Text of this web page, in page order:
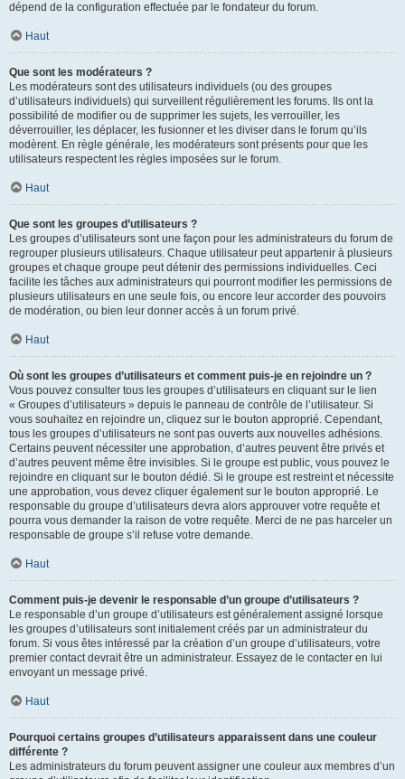
dépend de la configuration effectuée par le fondateur du forum.
Haut
Que sont les modérateurs ?
Les modérateurs sont des utilisateurs individuels (ou des groupes
d’utilisateurs individuels) qui surveillent régulièrement les forums. Ils ont la
possibilité de modifier ou de supprimer les sujets, les verrouiller, les
déverrouiller, les déplacer, les fusionner et les diviser dans le forum qu’ils
modèrent. En règle générale, les modérateurs sont présents pour que les
utilisateurs respectent les règles imposées sur le forum.
Haut
Que sont les groupes d’utilisateurs ?
Les groupes d’utilisateurs sont une façon pour les administrateurs du forum de
regrouper plusieurs utilisateurs. Chaque utilisateur peut appartenir à plusieurs
groupes et chaque groupe peut détenir des permissions individuelles. Ceci
facilite les tâches aux administrateurs qui pourront modifier les permissions de
plusieurs utilisateurs en une seule fois, ou encore leur accorder des pouvoirs
de modération, ou bien leur donner accès à un forum privé.
Haut
Où sont les groupes d’utilisateurs et comment puis-je en rejoindre un ?
Vous pouvez consulter tous les groupes d’utilisateurs en cliquant sur le lien
« Groupes d’utilisateurs » depuis le panneau de contrôle de l’utilisateur. Si
vous souhaitez en rejoindre un, cliquez sur le bouton approprié. Cependant,
tous les groupes d’utilisateurs ne sont pas ouverts aux nouvelles adhésions.
Certains peuvent nécessiter une approbation, d’autres peuvent être privés et
d’autres peuvent même être invisibles. Si le groupe est public, vous pouvez le
rejoindre en cliquant sur le bouton dédié. Si le groupe est restreint et nécessite
une approbation, vous devez cliquer également sur le bouton approprié. Le
responsable du groupe d’utilisateurs devra alors approuver votre requête et
pourra vous demander la raison de votre requête. Merci de ne pas harceler un
responsable de groupe s’il refuse votre demande.
Haut
Comment puis-je devenir le responsable d’un groupe d’utilisateurs ?
Le responsable d’un groupe d’utilisateurs est généralement assigné lorsque
les groupes d’utilisateurs sont initialement créés par un administrateur du
forum. Si vous êtes intéressé par la création d’un groupe d’utilisateurs, votre
premier contact devrait être un administrateur. Essayez de le contacter en lui
envoyant un message privé.
Haut
Pourquoi certains groupes d’utilisateurs apparaissent dans une couleur
différente ?
Les administrateurs du forum peuvent assigner une couleur aux membres d’un